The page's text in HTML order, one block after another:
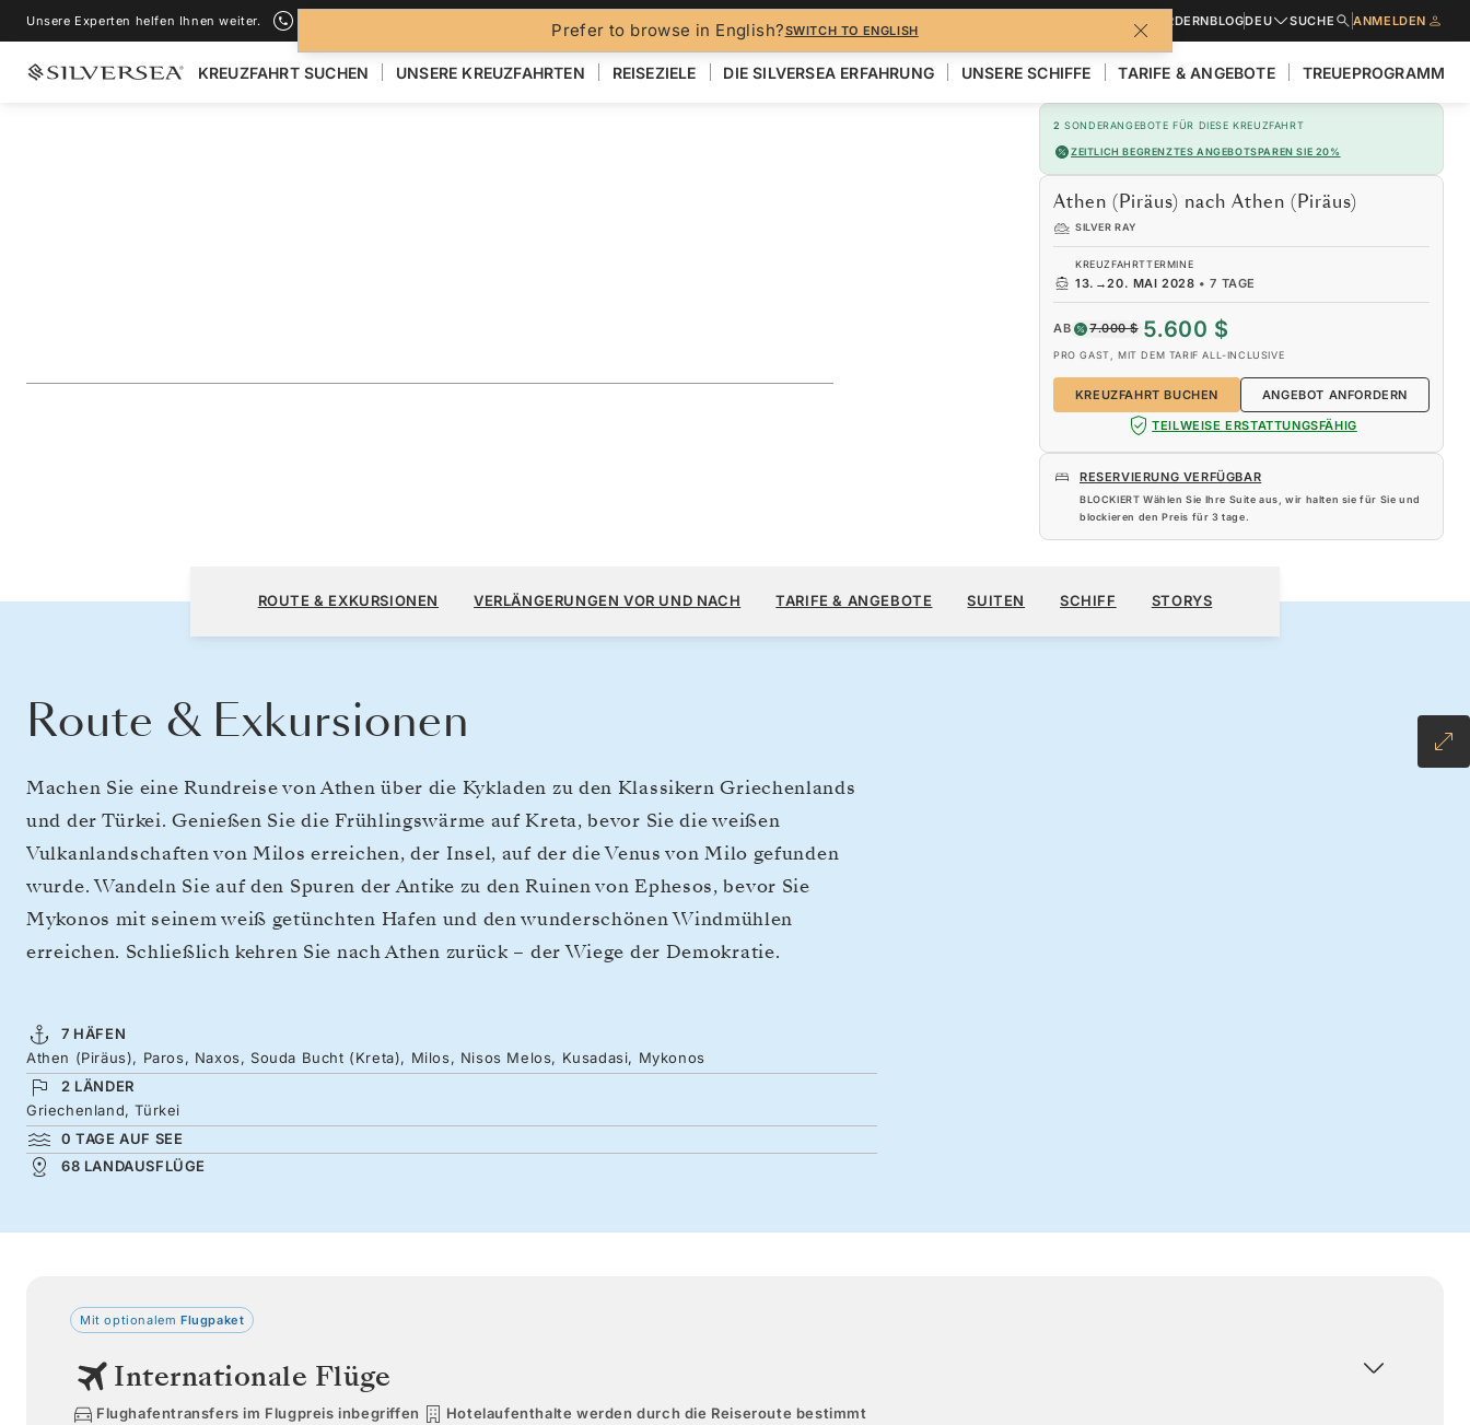
Prefer to browse in English?SWITCH TO ENGLISH
Unsere Experten helfen Ihnen weiter. ANGEBOT ANFORDERNBLOGDEU SUCHE ANMELDEN
KREUZFAHRT SUCHEN UNSERE KREUZFAHRTEN REISEZIELE DIE SILVERSEA ERFAHRUNG UNSERE SCHIFFE TARIFE & ANGEBOTE TREUEPROGRAMM
2 SONDERANGEBOTE FÜR DIESE KREUZFAHRT
ZEITLICH BEGRENZTES ANGEBOTSPAREN SIE 20%
Athen (Piräus) nach Athen (Piräus)
SILVER RAY
KREUZFAHRTTERMINE
13. →20. MAI 2028 •7 TAGE
AB 7.000 $ 5.600 $
PRO GAST, MIT DEM TARIF ALL-INCLUSIVE
KREUZFAHRT BUCHEN
ANGEBOT ANFORDERN
TEILWEISE ERSTATTUNGSFÄHIG
RESERVIERUNG VERFÜGBAR
BLOCKIERT Wählen Sie Ihre Suite aus, wir halten sie für Sie und
blockieren den Preis für 3 tage.
Athen (Piräus) nach Athen (Piräus)
7 TAGE
PRO GAST, MIT DEM TARIF ALL-INCLUSIVE
KREUZFAHRT BUCHEN
ROUTE & EXKURSIONEN VERLÄNGERUNGEN VOR UND NACH TARIFE & ANGEBOTE SUITEN SCHIFF STORYS
Route & Exkursionen
Machen Sie eine Rundreise von Athen über die Kykladen zu den Klassikern Griechenlands
und der Türkei. Genießen Sie die Frühlingswärme auf Kreta, bevor Sie die weißen
Vulkanlandschaften von Milos erreichen, der Insel, auf der die Venus von Milo gefunden
wurde. Wandeln Sie auf den Spuren der Antike zu den Ruinen von Ephesos, bevor Sie
Mykonos mit seinem weiß getünchten Hafen und den wunderschönen Windmühlen
erreichen. Schließlich kehren Sie nach Athen zurück – der Wiege der Demokratie.
7 HÄFEN
Athen (Piräus), Paros, Naxos, Souda Bucht (Kreta), Milos, Nisos Melos, Kusadasi, Mykonos
2 LÄNDER
Griechenland, Türkei
0 TAGE AUF SEE
68 LANDAUSFLÜGE
Mit optionalem Flugpaket
Internationale Flüge
Flughafentransfers im Flugpreis inbegriffen Hotelaufenthalte werden durch die Reiseroute bestimmt